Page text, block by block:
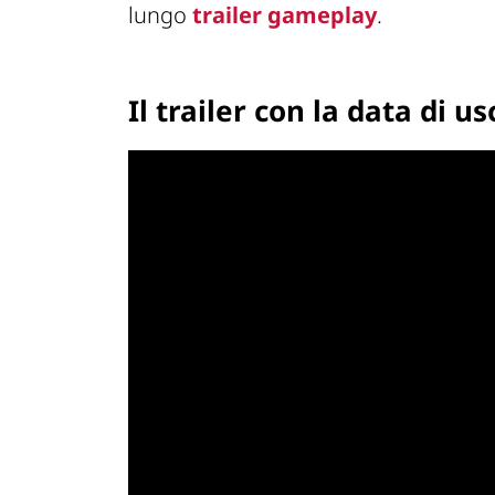
lungo trailer gameplay.
Il trailer con la data di